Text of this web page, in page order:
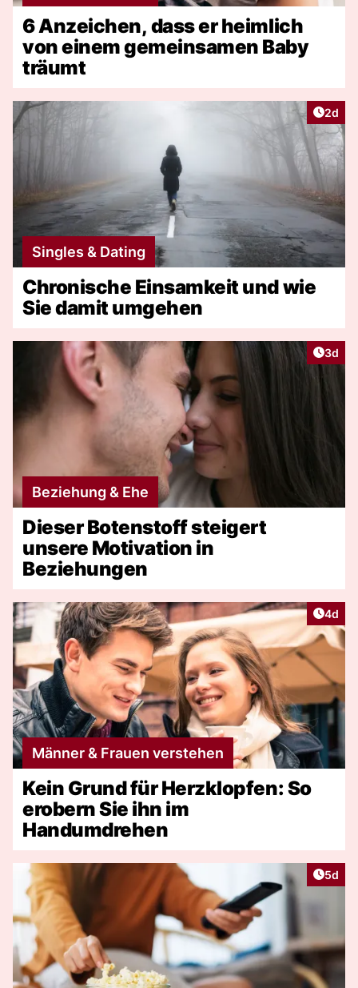
6 Anzeichen, dass er heimlich
von einem gemeinsamen Baby
träumt
2d
Singles & Dating
Chronische Einsamkeit und wie
Sie damit umgehen
3d
Beziehung & Ehe
Dieser Botenstoff steigert
unsere Motivation in
Beziehungen
4d
Männer & Frauen verstehen
Kein Grund für Herzklopfen: So
erobern Sie ihn im
Handumdrehen
5d